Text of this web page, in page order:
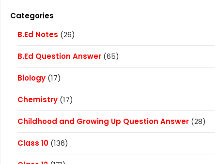
Categories
B.Ed Notes (26)
B.Ed Question Answer (65)
Biology (17)
Chemistry (17)
Childhood and Growing Up Question Answer (28)
Class 10 (136)